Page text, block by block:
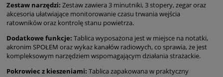
Zestaw narzędzi: Zestaw zawiera 3 minutniki, 3 stopery, zegar oraz
akcesoria ułatwiające monitorowanie czasu trwania wejścia
ratowników oraz kontrolę stanu powietrza.
Dodatkowe funkcje: Tablica wyposażona jest w miejsce na notatki,
akronim SPOŁEM oraz wykaz kanałów radiowych, co sprawia, że jest
kompleksowym narzędziem wspomagającym działania strażackie.
Pokrowiec z kieszeniami: Tablica zapakowana w praktyczny